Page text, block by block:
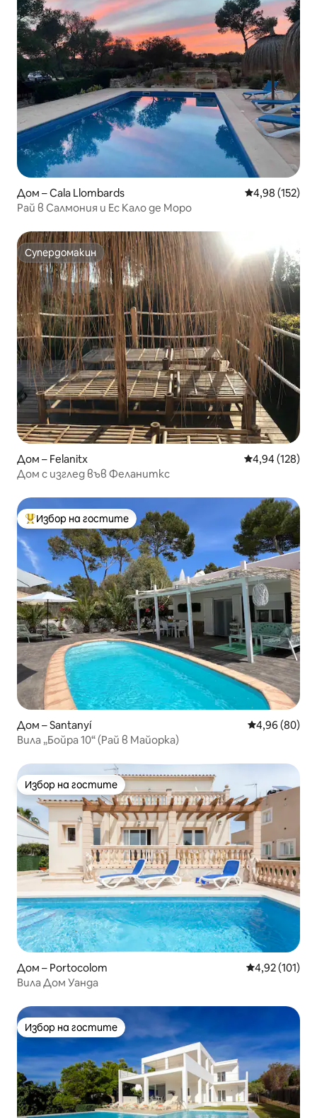
Дом – Cala Llombards Средна
4,98 (152)
Рай в Салмония и Ес Кало де Моро
Супердомакин
Супердомакин
Дом – Felanitx Средна
4,94 (128)
Дом с изглед във Феланиткс
Най-популярен избор на гостите
Избор на гостите
Дом – Santanyí Средна
4,96 (80)
Вила „Бойра 10“ (Рай в Майорка)
Избор на гостите
Избор на гостите
Дом – Portocolom Средна
4,92 (101)
Вила Дом Уанда
Избор на гостите
Избор на гостите